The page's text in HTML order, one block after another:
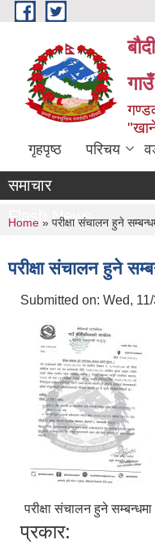
Skip to main content
गृहपृष्ठ परिचय
समाचार
Flash News
You are here
Home » परीक्षा संचालन हुने
परीक्षा संचालन हुने
Submitted on: Wed,
परीक्षा संचालन हुने
प्रकार: